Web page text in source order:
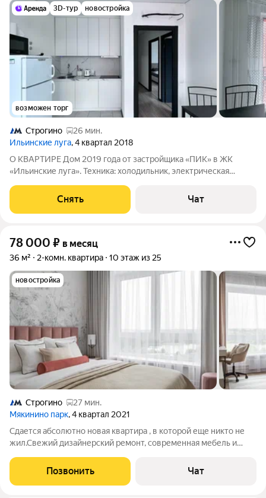
3D-тур новостройка
возможен торг
Строгино
26 мин.
Ильинские луга, 4 квартал 2018
О КВАРТИРЕ Дом 2019 года от застройщика «ПИК» в ЖК
«Ильинские луга». Техника: холодильник, электрическая
телевизор Мебель: кухонный гарнитур с подсветкой и
встроенной техникой, обеденный стол, 2
Снять Чат
78 000 ₽ в месяц
36 м² 2-комн. квартира 10 этаж из 25
новостройка
Строгино
27 мин.
Мякинино парк, 4 квартал 2021
Сдается абсолютно новая квартира , в которой еще никто не
жил.Свежий дизайнерский ремонт, современная мебель и
проживанию. 36,5 м 10 этаж из 18 Дом 2021 года постройки
Кондиционер, телевизор,
Позвонить Чат